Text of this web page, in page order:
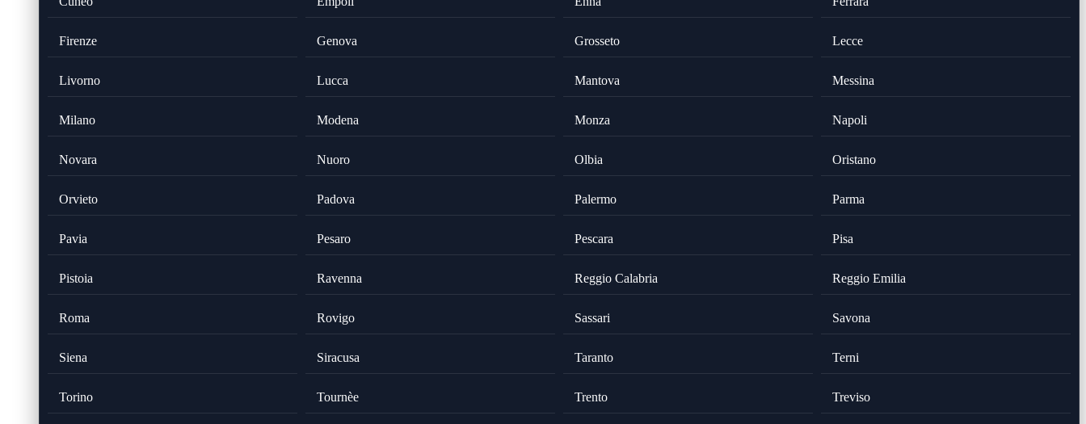
Firenze Genova Grosseto Lecce
Livorno Lucca Mantova Messina
Milano Modena Monza Napoli
Novara Nuoro Olbia Oristano
Orvieto Padova Palermo Parma
Pavia Pesaro Pescara Pisa
Pistoia Ravenna Reggio Calabria Reggio Emilia
Roma Rovigo Sassari Savona
Siena Siracusa Taranto Terni
Torino Tournèe Trento Treviso